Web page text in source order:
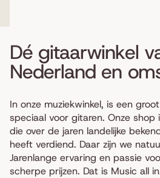
Dé gitaarwinkel
Nederland en
In onze muziekwinkel, is een
speciaal voor gitaren. Onze shop
die over de jaren landelijke
heeft verdiend. Daar zijn we
Jarenlange ervaring en passie
scherpe prijzen. Dat is Music all